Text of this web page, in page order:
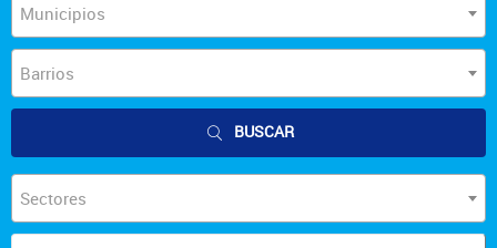
Municipios
Barrios
BUSCAR
Sectores